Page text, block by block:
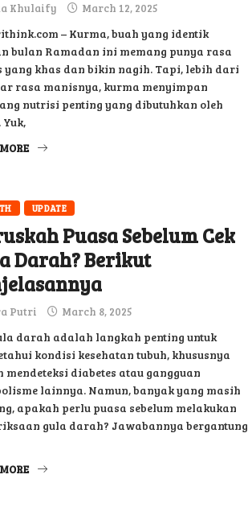
Khulaify March 12, 2025
– Kurma, buah yang identik
bulan Ramadan ini memang punya rasa
yang khas dan bikin nagih. Tapi, lebih dari
rasa manisnya, kurma menyimpan
nutrisi penting yang dibutuhkan oleh
Yuk,
UPDATE
Puasa Sebelum Cek
Darah? Berikut
Putri March 8, 2025
darah adalah langkah penting untuk
kondisi kesehatan tubuh, khususnya
mendeteksi diabetes atau gangguan
lainnya. Namun, banyak yang masih
apakah perlu puasa sebelum melakukan
gula darah? Jawabannya bergantung